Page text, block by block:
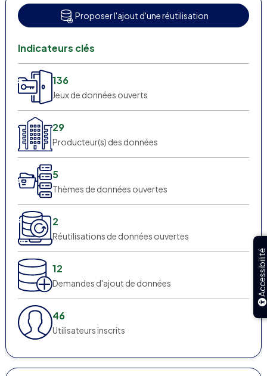
Proposer l'ajout d'une réutilisation
Indicateurs clés
136
Jeux de données ouverts
29
Producteur(s) des données
5
Thèmes de données ouvertes
2
Réutilisations de données ouvertes
12
Demandes d'ajout de données
46
Utilisateurs inscrits
Accessibilité